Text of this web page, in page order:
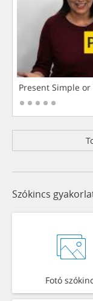
Present Simple
Szókincs
Fotó